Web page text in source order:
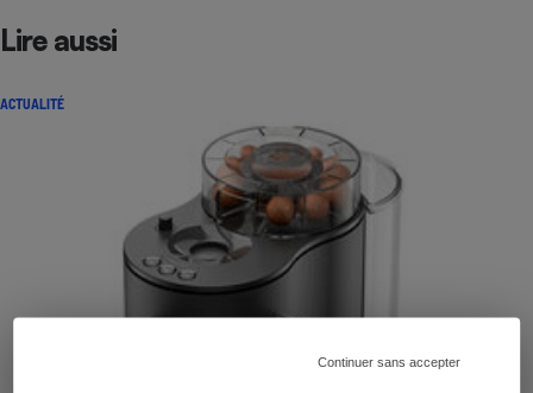
Continuer sans accepter
Lire aussi
ACTUALITÉ